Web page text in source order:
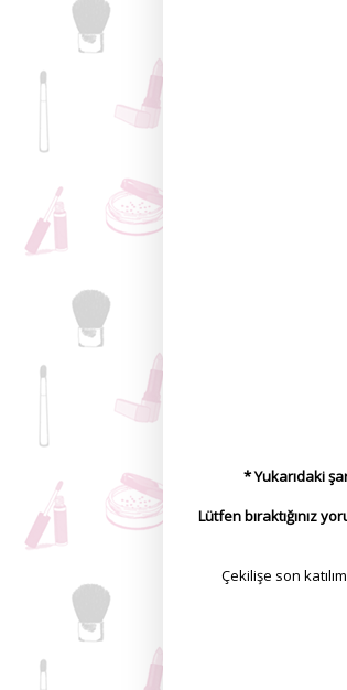
* Yukarıdaki
Lütfen bıraktığınız
Çekilişe son